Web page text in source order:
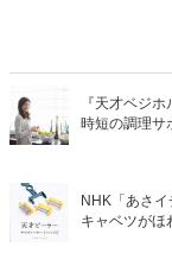
『天才ベジ
時短の調理サ
NHK「あさ
キャベツがほ